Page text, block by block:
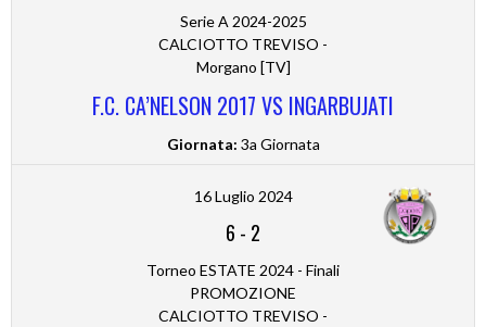
Serie A 2024-2025
CALCIOTTO TREVISO -
Morgano [TV]
F.C. CA’NELSON 2017 VS INGARBUJATI
Giornata: 3a Giornata
16 Luglio 2024
6 - 2
Torneo ESTATE 2024 - Finali
PROMOZIONE
CALCIOTTO TREVISO -